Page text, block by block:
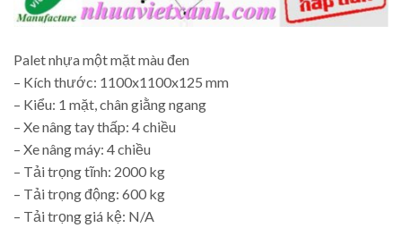
Palet nhựa một mặt màu đen
– Kích thước: 1100x1100x125 mm
– Kiểu: 1 mặt, chân giằng ngang
– Xe nâng tay thấp: 4 chiều
– Xe nâng máy: 4 chiều
– Tải trọng tĩnh: 2000 kg
– Tải trọng động: 600 kg
– Tải trọng giá kệ: N/A